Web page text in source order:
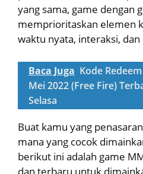
yang sama, game dengan
memprioritaskan elemen
waktu nyata, interaksi,
Baca Juga Kode Redeem
Mei 2022 (Free Fire)
Selasa
Buat kamu yang
mana yang cocok
berikut ini adalah game
dan terbaru untuk